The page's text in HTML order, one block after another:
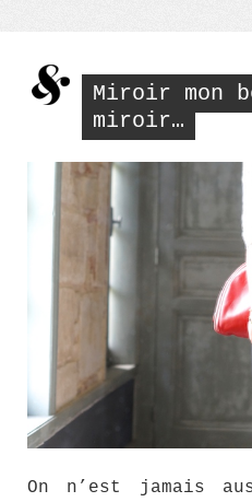
Miroir mon
miroir…
On n’est jamais